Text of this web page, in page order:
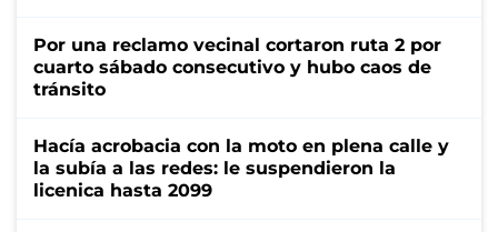
Por una reclamo vecinal cortaron ruta 2 por
cuarto sábado consecutivo y hubo caos de
tránsito
Hacía acrobacia con la moto en plena calle y
la subía a las redes: le suspendieron la
licenica hasta 2099